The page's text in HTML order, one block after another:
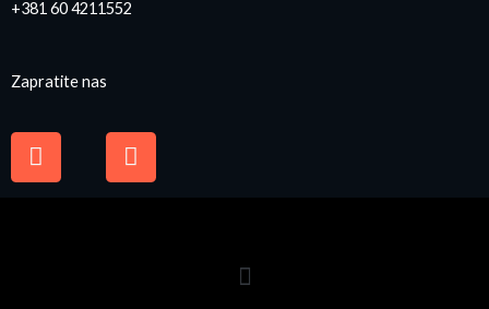
+381 60 4211552
Zapratite nas
a
c
n
s